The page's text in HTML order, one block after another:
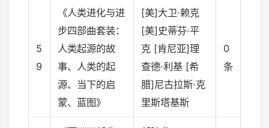
5
9
《人类进化与进
步四部曲套装：
人类起源的故
事、人类的起
源、当下的启
蒙、蓝图》
[美]大卫·赖克
[美]史蒂芬·平
克 [肯尼亚]理
查德·利基 [希
腊]尼古拉斯·克
里斯塔基斯
0
条